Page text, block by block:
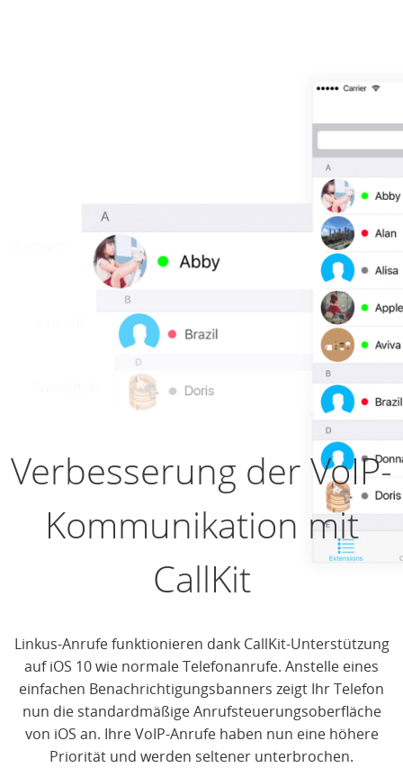
Verbesserung der VoIP-
Kommunikation mit
CallKit
Linkus-Anrufe funktionieren dank CallKit-Unterstützung
auf iOS 10 wie normale Telefonanrufe. Anstelle eines
einfachen Benachrichtigungsbanners zeigt Ihr Telefon
nun die standardmäßige Anrufsteuerungsoberfläche
von iOS an. Ihre VoIP-Anrufe haben nun eine höhere
Priorität und werden seltener unterbrochen.